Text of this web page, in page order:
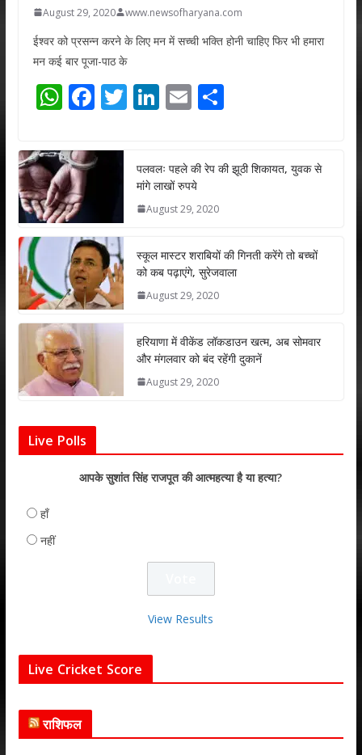
August 29, 2020 www.newsofharyana.com
ईश्वर को प्रसन्न करने के लिए मन में सच्ची भक्ति होनी चाहिए फिर भी हमारा
मन कई बार पूजा-पाठ के
W
at
s
A
p
p
F
e
b
o
k
T
er
Li
e
dI
n
E
l
S
e
पलवलः पहले की रेप की झूठी शिकायत, युवक से
मांगे लाखों रुपये
August 29, 2020
स्कूल मास्टर शराबियों की गिनती करेंगे तो बच्चों
को कब पढ़ाएंगे, सुरेजवाला
August 29, 2020
हरियाणा में वीकेंड लॉकडाउन खत्म, अब सोमवार
और मंगलवार को बंद रहेंगी दुकानें
August 29, 2020
Live Polls
आपके सुशांत सिंह राजपूत की आत्महत्या है या हत्या?
हाँ
नहीं
View Results
Live Cricket Score
राशिफल